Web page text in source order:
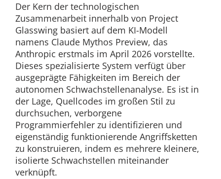
Der Kern der technologischen
Zusammenarbeit innerhalb von Project
Glasswing basiert auf dem KI-Modell
namens Claude Mythos Preview, das
Anthropic erstmals im April 2026 vorstellte.
Dieses spezialisierte System verfügt über
ausgeprägte Fähigkeiten im Bereich der
autonomen Schwachstellenanalyse. Es ist in
der Lage, Quellcodes im großen Stil zu
durchsuchen, verborgene
Programmierfehler zu identifizieren und
eigenständig funktionierende Angriffsketten
zu konstruieren, indem es mehrere kleinere,
isolierte Schwachstellen miteinander
verknüpft.